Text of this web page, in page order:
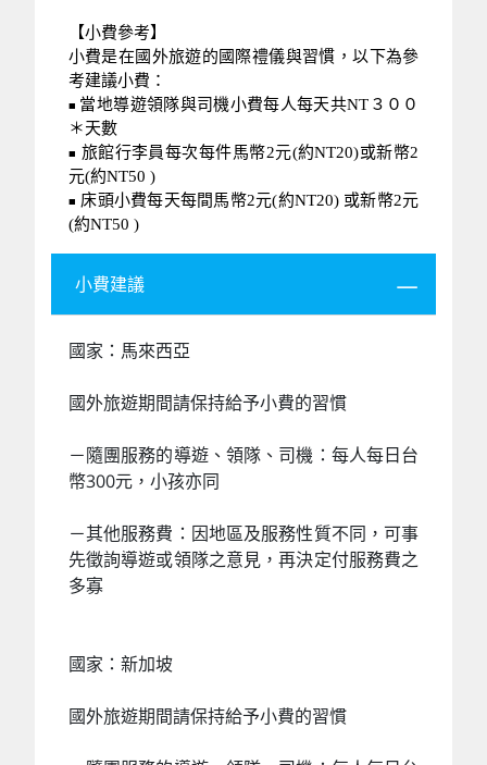
【小費參考】
小費是在國外旅遊的國際禮儀與習慣，以下為參
考建議小費：
■ 當地導遊領隊與司機小費每人每天共NT３００
＊天數
■ 旅館行李員每次每件馬幣2元(約NT20)或新幣2
元(約NT50 )
■ 床頭小費每天每間馬幣2元(約NT20) 或新幣2元
(約NT50 )
小費建議
國家：馬來西亞
國外旅遊期間請保持給予小費的習慣
－隨團服務的導遊、領隊、司機：每人每日台
幣300元，小孩亦同
－其他服務費：因地區及服務性質不同，可事
先徵詢導遊或領隊之意見，再決定付服務費之
多寡
國家：新加坡
國外旅遊期間請保持給予小費的習慣